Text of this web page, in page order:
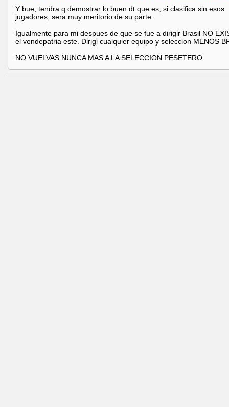
Y bue, tendra q demostrar lo buen dt que es, si clasifica sin esos
jugadores, sera muy meritorio de su parte.
Igualmente para mi despues de que se fue a dirigir Brasil NO
el vendepatria este. Dirigi cualquier equipo y seleccion MENOS
NO VUELVAS NUNCA MAS A LA SELECCION PESETERO.